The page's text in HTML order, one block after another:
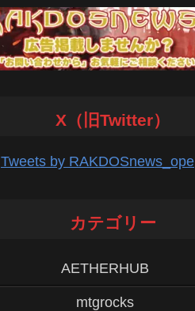
X（旧Twitter）
Tweets by RAKDOSnews_ope
カテゴリー
AETHERHUB
mtgrocks